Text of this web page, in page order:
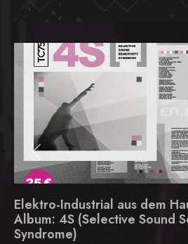
Elektro-Industrial aus dem
Album: 4S (Selective Sound
Syndrome)